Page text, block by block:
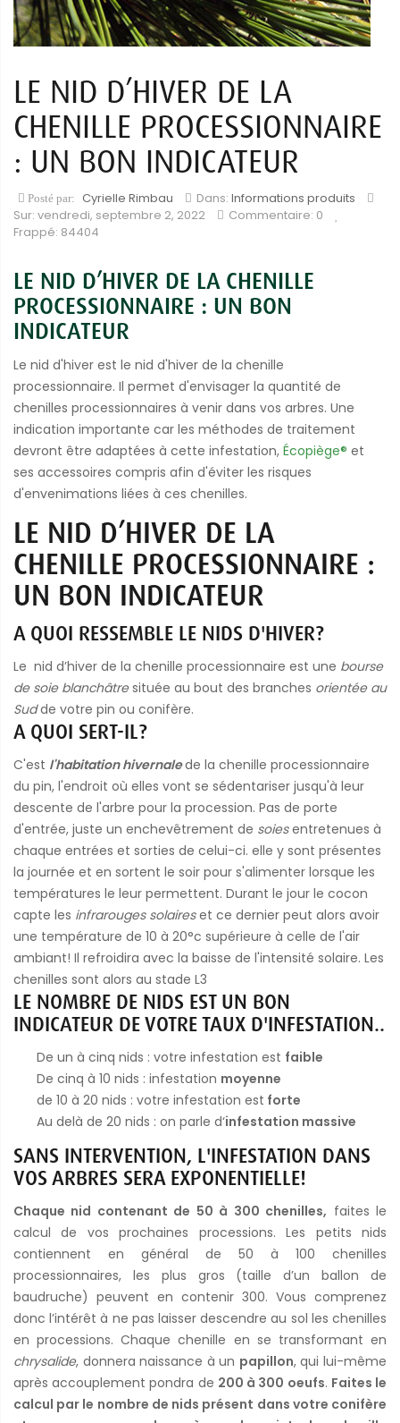
LE NID D’HIVER DE LA
CHENILLE PROCESSIONNAIRE
: UN BON INDICATEUR
Posté par: Cyrielle Rimbau Dans: Informations produits
Sur: vendredi, septembre 2, 2022
Commentaire: 0
Frappé: 84404
LE NID D’HIVER DE LA CHENILLE
PROCESSIONNAIRE : UN BON
INDICATEUR
Le nid d'hiver est le nid d'hiver de la chenille
processionnaire. Il permet d'envisager la quantité de
chenilles processionnaires à venir dans vos arbres. Une
indication importante car les méthodes de traitement
devront être adaptées à cette infestation, Écopiège® et
ses accessoires compris afin d'éviter les risques
d'envenimations liées à ces chenilles.
LE NID D’HIVER DE LA
CHENILLE PROCESSIONNAIRE :
UN BON INDICATEUR
A QUOI RESSEMBLE LE NIDS D'HIVER?
Le nid d’hiver de la chenille processionnaire est une bourse
de soie blanchâtresituée au bout des branches orientée au
Sudde votre pin ou conifère.
A QUOI SERT-IL?
C'est l'habitation hivernalede la chenille processionnaire
du pin, l'endroit où elles vont se sédentariser jusqu'à leur
descente de l'arbre pour la procession. Pas de porte
d'entrée, juste un enchevêtrement de soiesentretenues à
chaque entrées et sorties de celui-ci. elle y sont présentes
la journée et en sortent le soir pour s'alimenter lorsque les
températures le leur permettent. Durant le jour le cocon
capte les infrarouges solaireset ce dernier peut alors avoir
une température de 10 à 20°c supérieure à celle de l'air
ambiant! Il refroidira avec la baisse de l'intensité solaire. Les
chenilles sont alors au stade L3
LE NOMBRE DE NIDS EST UN BON
INDICATEUR DE VOTRE TAUX D'INFESTATION..
De un à cinq nids : votre infestation est faible
De cinq à 10 nids : infestation moyenne
de 10 à 20 nids : votre infestation est forte
Au delà de 20 nids : on parle d‘infestation massive
SANS INTERVENTION, L'INFESTATION DANS
VOS ARBRES SERA EXPONENTIELLE!
Chaque nid contenant de 50 à 300 chenilles, faites le
calcul de vos prochaines processions. Les petits nids
contiennent en général de 50 à 100 chenilles
processionnaires, les plus gros (taille d’un ballon de
baudruche) peuvent en contenir 300. Vous comprenez
donc l’intérêt à ne pas laisser descendre au sol les chenilles
en processions. Chaque chenille en se transformant en
chrysalide, donnera naissance à un papillon, qui lui-même
après accouplement pondra de 200 à 300 oeufs. Faites le
calcul par le nombre de nids présent dans votre conifère